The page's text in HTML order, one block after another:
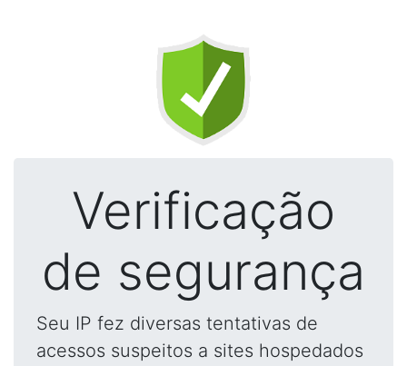
Verificação
de segurança
Seu IP fez diversas tentativas de
acessos suspeitos a sites hospedados